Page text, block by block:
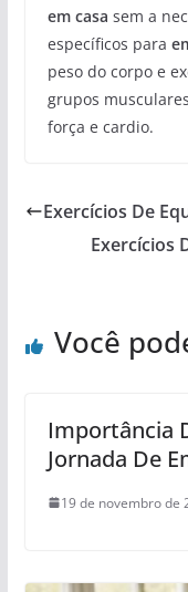
em casa sem a
específicos para
peso do corpo e
grupos
força e cardio.
Exercícios De
Exercícios
Você
Importância
Jornada De
19 de novembro de